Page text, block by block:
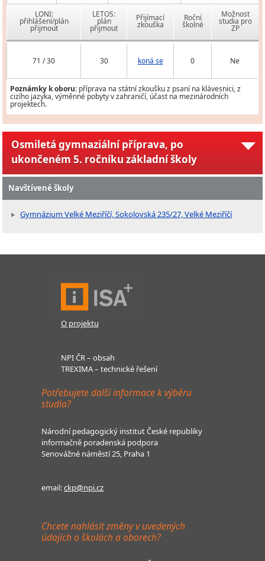
LONI:
přihlášení/plán
přijmout
LETOS:
plán
přijmout
Přijímací
zkouška
Roční
školné
Možnost
studia pro
ZP
71 / 30 30 koná se 0 Ne
Poznámky k oboru: příprava na státní zkoušku z psaní na klávesnici, z
cizího jazyka, výměnné pobyty v zahraničí, účast na mezinárodních
projektech.
Osmiletá gymnaziální příprava, po
ukončeném 5. ročníku základní školy
Navštívené školy
Gymnázium Velké Meziříčí, Sokolovská 235/27, Velké Meziříčí
O projektu
NPI ČR – obsah
TREXIMA – technické řešení
Potřebujete další informace k výběru
studia?
Národní pedagogický institut České republiky
informačně poradenská podpora
Senovážné náměstí 25, Praha 1
email:ckp@npi.cz
Chcete nahlásit změny v uvedených
údajích o školách a oborech?